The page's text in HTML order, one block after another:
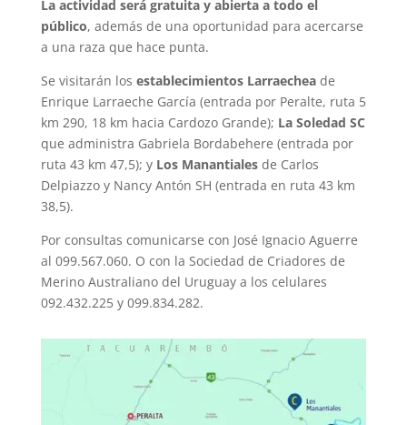
La actividad será gratuita y abierta a todo el
público, además de una oportunidad para acercarse
a una raza que hace punta.
Se visitarán los establecimientos Larraecheade
Enrique Larraeche García (entrada por Peralte, ruta 5
km 290, 18 km hacia Cardozo Grande); La Soledad SC
que administra Gabriela Bordabehere (entrada por
ruta 43 km 47,5); y Los Manantialesde Carlos
Delpiazzo y Nancy Antón SH (entrada en ruta 43 km
38,5).
Por consultas comunicarse con José Ignacio Aguerre
al 099.567.060. O con la Sociedad de Criadores de
Merino Australiano del Uruguay a los celulares
092.432.225 y 099.834.282.